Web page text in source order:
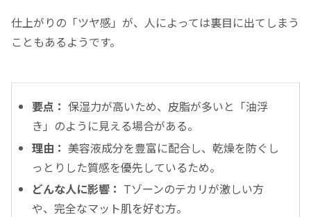
仕上がりの「ツヤ感」が、人によっては裏目に出てしまう
こともあるようです。
要点： 保湿力が高いため、皮脂が多いと「油浮
き」のように見える場合がある。
理由： 美容液成分を豊富に配合し、乾燥を防ぐし
っとりした質感を優先しているため。
どんな人に影響： Tゾーンのテカリが激しい方
や、完全なマット肌を好む方。